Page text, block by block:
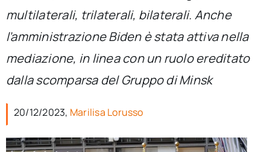
per:
Newsletter
Ita
multilaterali, trilaterali, bilaterali. Anche
l’amministrazione Biden è stata attiva nella
mediazione, in linea con un ruolo ereditato
dalla scomparsa del Gruppo di Minsk
20/12/2023, Marilisa Lorusso